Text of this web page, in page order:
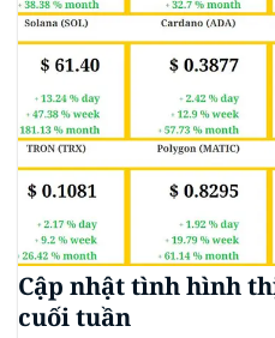
Cập nhật tình hình
cuối tuần